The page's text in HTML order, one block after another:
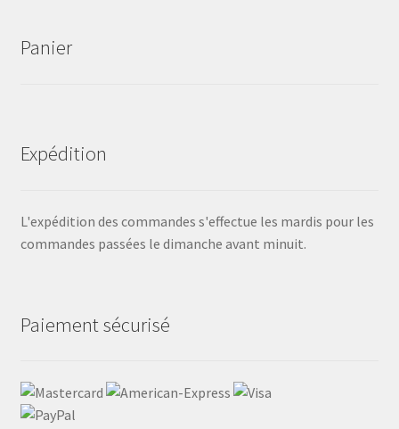
Panier
Expédition
L'expédition des commandes s'effectue les mardis pour les
commandes passées le dimanche avant minuit.
Paiement sécurisé